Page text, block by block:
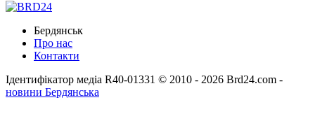
Бердянськ
Про нас
Контакти
Ідентифікатор медіа R40-01331 © 2010 - 2026 Brd24.com -
новини Бердянська